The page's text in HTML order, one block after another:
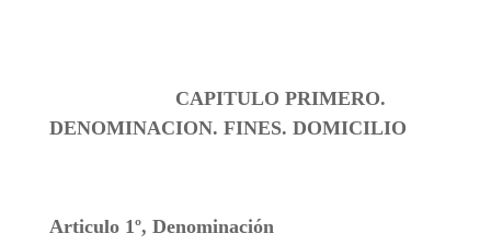
CAPITULO PRIMERO.
DENOMINACION. FINES. DOMICILIO
Articulo 1º, Denominación